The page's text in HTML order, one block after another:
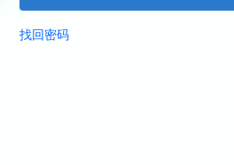
找回密码